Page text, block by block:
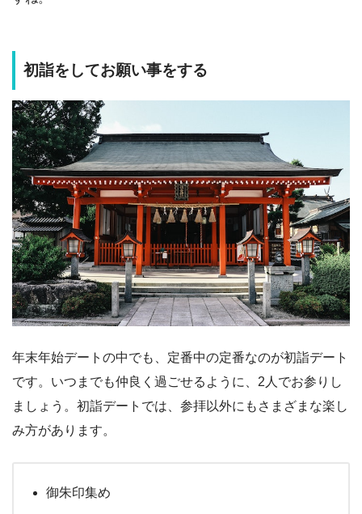
初詣をしてお願い事をする
年末年始デートの中でも、定番中の定番なのが初詣デート
です。いつまでも仲良く過ごせるように、2人でお参りし
ましょう。初詣デートでは、参拝以外にもさまざまな楽し
み方があります。
御朱印集め